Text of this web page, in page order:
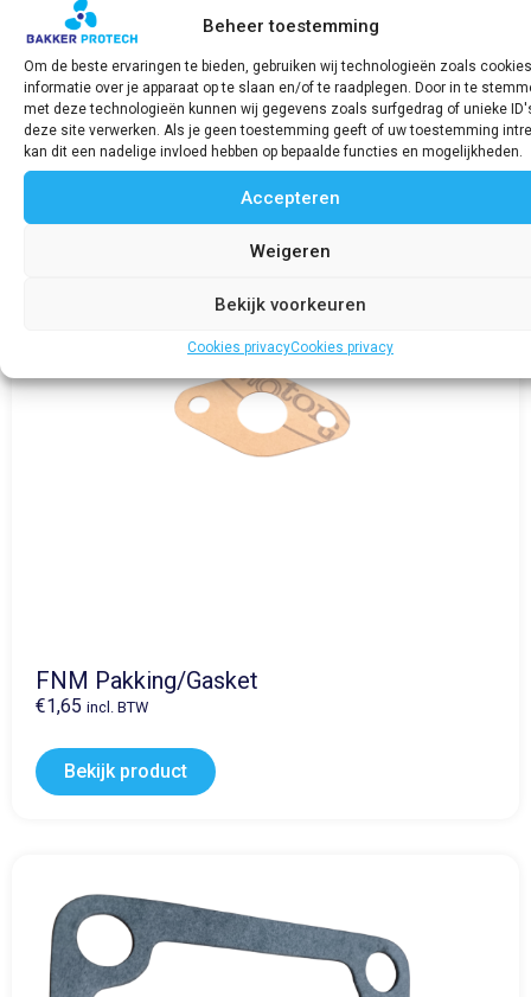
Beheer toestemming
Om de beste ervaringen te bieden, gebruiken wij technologieën zoals
informatie over je apparaat op te slaan en/of te raadplegen. Door in te
met deze technologieën kunnen wij gegevens zoals surfgedrag of unieke
deze site verwerken. Als je geen toestemming geeft of uw toestemming
kan dit een nadelige invloed hebben op bepaalde functies en mogelijkheden.
Accepteren
Weigeren
Bekijk voorkeuren
Cookies privacyCookies privacy
FNM Watertemperatuurmeter
€ 108,56 €20,00 incl. BTW
Bekijk product
FNM Pakking/Gasket
€1,65 incl. BTW
Bekijk product